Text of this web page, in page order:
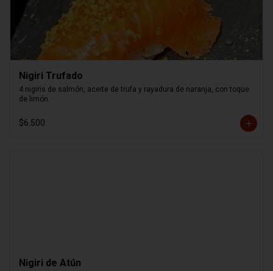
Nigiri Trufado
4 nigiris de salmón, aceite de trufa y rayadura de naranja, con toque
de limón.
$6.500
Nigiri de Atún